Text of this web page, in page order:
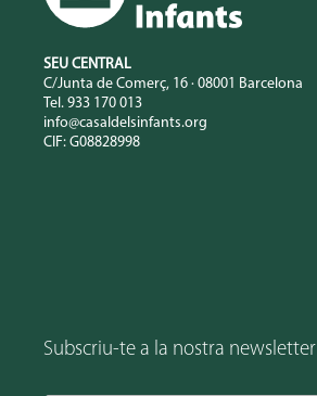
SEU CENTRAL
C/Junta de Comerç, 16 · 08001 Barcelona
Tel. 933 170 013
info@casaldelsinfants.org
CIF: G08828998
Subscriu-te a la nostra newsletter